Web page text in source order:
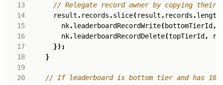
13
14
15
16
17
18
19
20
result . records .slice(result . records .length
nk.leaderboardRecordWrite(bottomTierId,
nk.leaderboardRecordDelete(topTierId, r
});
}